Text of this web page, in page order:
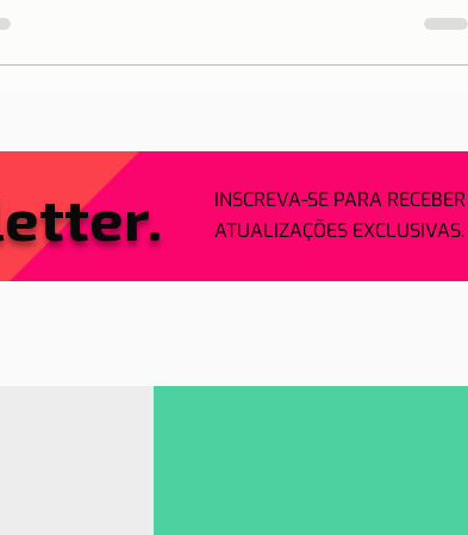
INSCREVA-SE PARA RECEBER
ATUALIZAÇÕES EXCLUSIVAS.